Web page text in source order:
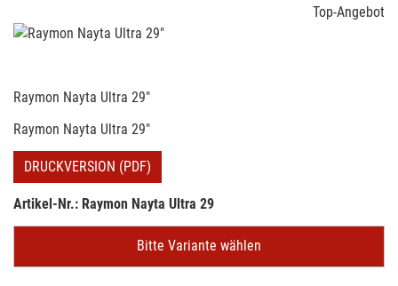
Top-Angebot
Raymon Nayta Ultra 29"
Raymon Nayta Ultra 29"
DRUCKVERSION (PDF)
Artikel-Nr.: Raymon Nayta Ultra 29
Bitte Variante wählen